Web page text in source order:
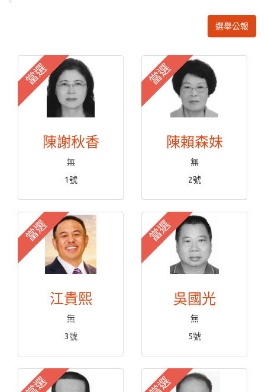
選舉公報
當選
陳謝秋香
無
1號
當選
陳賴森妹
無
2號
當選
江貴熙
無
3號
當選
吳國光
無
5號